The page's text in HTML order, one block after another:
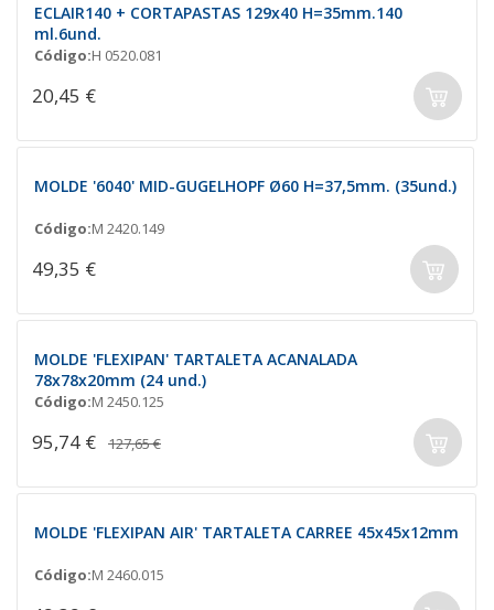
ECLAIR140 + CORTAPASTAS 129x40 H=35mm.140
ml.6und.
Código:H 0520.081
20,45 €
MOLDE '6040' MID-GUGELHOPF Ø60 H=37,5mm. (35und.)
Código:M 2420.149
49,35 €
MOLDE 'FLEXIPAN' TARTALETA ACANALADA
78x78x20mm (24 und.)
Código:M 2450.125
95,74 € 127,65 €
MOLDE 'FLEXIPAN AIR' TARTALETA CARREE 45x45x12mm
Código:M 2460.015